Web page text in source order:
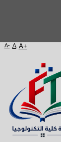
Accueil
A- A A+